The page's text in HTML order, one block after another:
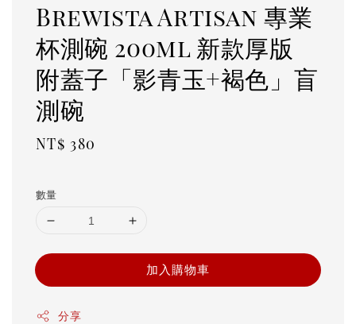
Brewista Artisan 專業
杯測碗 200ml 新款厚版
附蓋子「影青玉+褐色」盲
測碗
Regular
NT$ 380
數量
加入購物車
分享